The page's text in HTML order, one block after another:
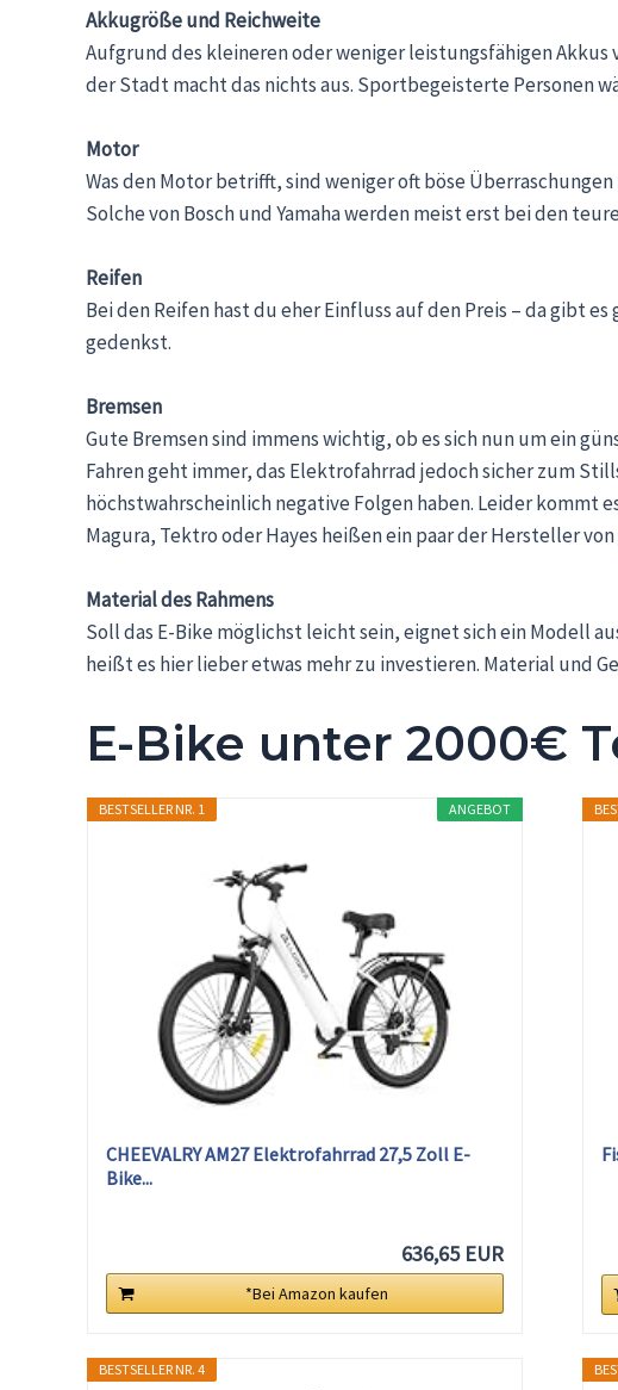
Akkugröße und Reichweite
Aufgrund des kleineren oder weniger leistungsfähigen
der Stadt macht das nichts aus. Sportbegeisterte Personen
Motor
Was den Motor betrifft, sind weniger oft böse
Solche von Bosch und Yamaha werden meist erst bei den
Reifen
Bei den Reifen hast du eher Einfluss auf den Preis – da gibt
gedenkst.
Bremsen
Gute Bremsen sind immens wichtig, ob es sich nun um ein
Fahren geht immer, das Elektrofahrrad jedoch sicher zum
höchstwahrscheinlich negative Folgen haben. Leider kommt
Magura, Tektro oder Hayes heißen ein paar der Hersteller
Material des Rahmens
Soll das E-Bike möglichst leicht sein, eignet sich ein Modell
heißt es hier lieber etwas mehr zu investieren. Material und
E-Bike unter 2000€
ANGEBOT
BESTSELLER NR. 1
CHEEVALRY AM27 Elektrofahrrad 27,5 Zoll E-
Bike...
636,65 EUR
*Bei Amazon kaufen
BESTSELLER NR. 4